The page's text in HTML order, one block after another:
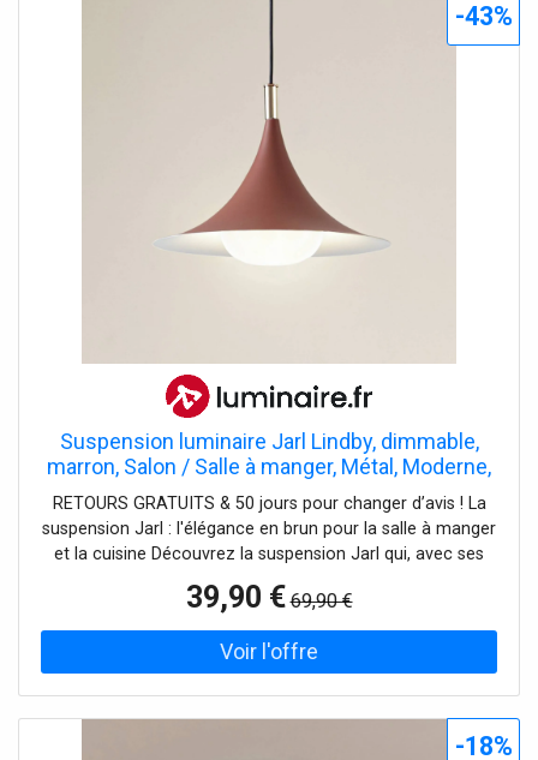
Suspension luminaire Jarl Lindby, dimmable,
marron, Salon / Salle à manger, Métal, Moderne,
Suspension
RETOURS GRATUITS & 50 jours pour changer d’avis ! La
suspension Jarl : l'élégance en brun pour la salle à manger
et la cuisine Découvrez la suspension Jarl qui, avec ses
votre salle à manger, votre salon ou votre cuisine.
Fabriqué en fer laqué, ce luminaire promet non seulement
un aspect attrayant, mais aussi une longue durée de vie et
une grande stabilité. Que ce soit pour un repas en famille
39,90 € 69,90 €
-43%
-18%